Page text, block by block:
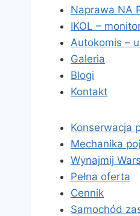
Naprawa NA
IKOL –
Autokomis –
Galeria
Blogi
Kontakt
Konserwacja
Mechanika
Wynajmij
Pełna oferta
Cennik
Samochód